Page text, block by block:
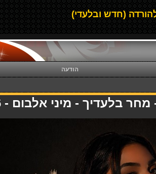
(חדש ובלעדי)
הודעה
בלעדיך - מיני אלבום - 01.05.26